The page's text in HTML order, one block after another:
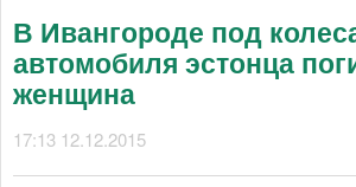
В Ивангороде под
автомобиля эстонца
женщина
17:13 12.12.2015